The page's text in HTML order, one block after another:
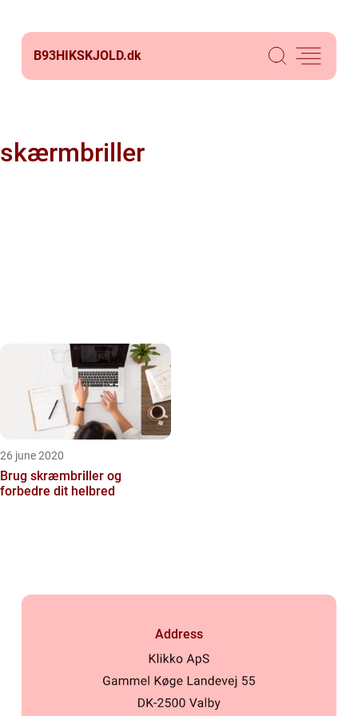
B93HIKSKJOLD.dk
skærmbriller
26 june 2020
Brug skræmbriller og
forbedre dit helbred
Address